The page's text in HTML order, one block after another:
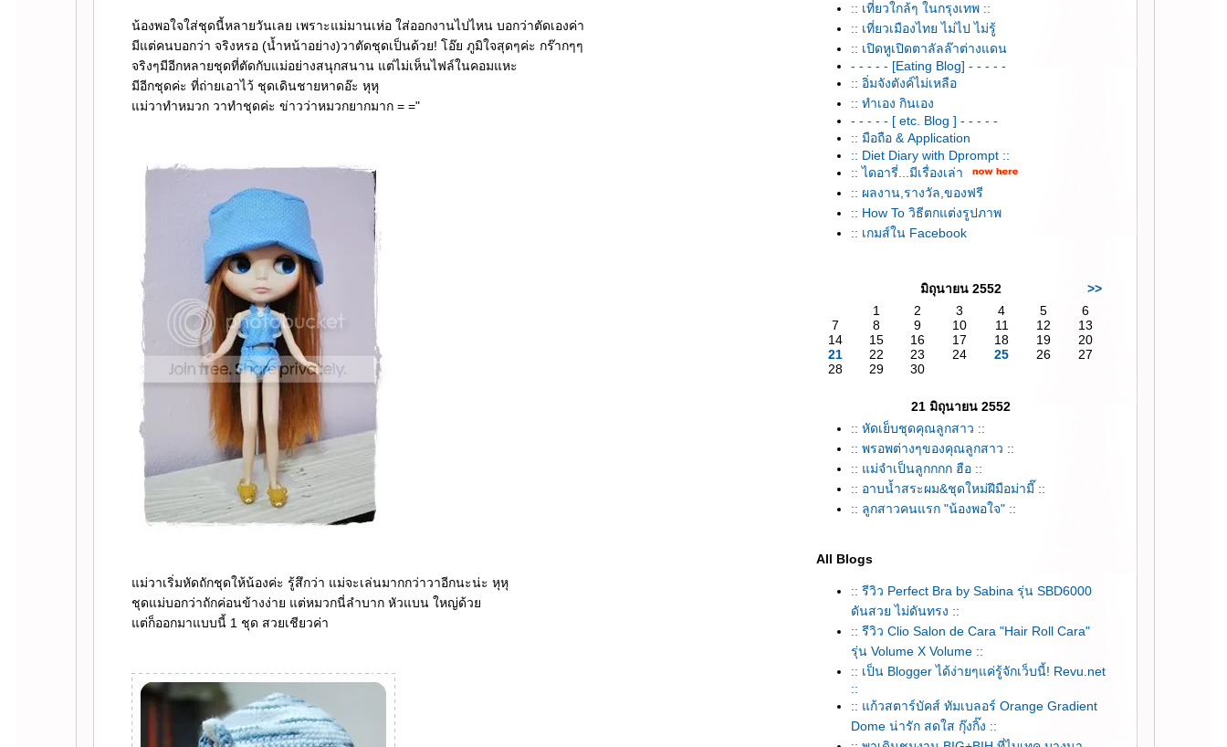
น้องพอใจใส่ชุดนี้หลายวันเลย เพราะแม่มานเห่อ ใส่ออกงานไปไหน บอกว่าตัดเองค่า
มีแต่คนบอกว่า จริงหรอ (น้ำหน้าอย่าง)วาตัดชุดเป็นด้วย! โอ๊ย ภูมิใจสุดๆค่ะ กร๊ากๆๆ
จริงๆมีอีกหลายชุดที่ตัดกับแม่อย่างสนุกสนาน แต่ไม่เห็นไฟล์ในคอมแหะ
มีอีกชุดค่ะ ที่ถ่ายเอาไว้ ชุดเดินชายหาดอ๊ะ หุหุ
ม่วาทำหมวก วาทำชุดค่ะ ข่าวว่าหมวกยากมาก = ="
ม่วาเริ่มหัดถักชุดให้น้องค่ะ รู้สึกว่า แม่จะเล่นมากกว่าวาอีกนะน่ะ หุหุ
ชุดแม่บอกว่าถักค่อนข้างง่าย แต่หมวกนี่ลำบาก หัวแบน ใหญ่ด้ว
ต่ก็ออกมาแบบนี้ 1 ชุด สวยเชียวค่า
:: เที่ยวใกล้ๆ ในกรุงเทพ ::
:: เที่ยวเมืองไทย ไม่ไป ไม่รู้
:: เปิดหูเปิดตาลัลล๊าต่างแดน
- - - - - [Eating Blog] - - - - -
:: อิ่มจังตังค์ไม่เหลือ
:: ทำเอง กินเอง
- - - - - [ etc. Blog ] - - - - -
:: มือถือ & Application
:: Diet Diary with Dprompt ::
:: ไดอารี่...มีเรื่องเล่า
:: ผลงาน,รางวัล,ของฟรี
:: How To วิธีตกแต่งรูปภาพ
:: เกมส์ใน Facebook
มิถุนายน 2552
>>
1
2 3 4 5
6
7
8 9 10 11 12
13
14
15 16 17 18 19
20
21
22 23 24 25 26
27
28
29 30
21 มิถุนายน 2552
:: หัดเย็บชุดคุณลูกสาว ::
:: พรอพต่างๆของคุณลูกสาว ::
:: แม่จำเป็นลูกกกก ฮือ ::
:: อาบน้ำสระผม&ชุดใหม่ฝีมือม่ามี๊ ::
:: ลูกสาวคนแรก "น้องพอใจ" ::
All Blogs
:: รีวิว Perfect Bra by Sabina รุ่น SBD6000
ดันสวย ไม่ดันทรง ::
:: รีวิว Clio Salon de Cara "Hair Roll Cara"
รุ่น Volume X Volume ::
:: เป็น Blogger ได้ง่ายๆแค่รู้จักเว็บนี้! Revu.net
::
:: แก้วสตาร์บัคส์ ทัมเบลอร์ Orange Gradient
Dome น่ารัก สดใส กุ๊งกิ๊ง ::